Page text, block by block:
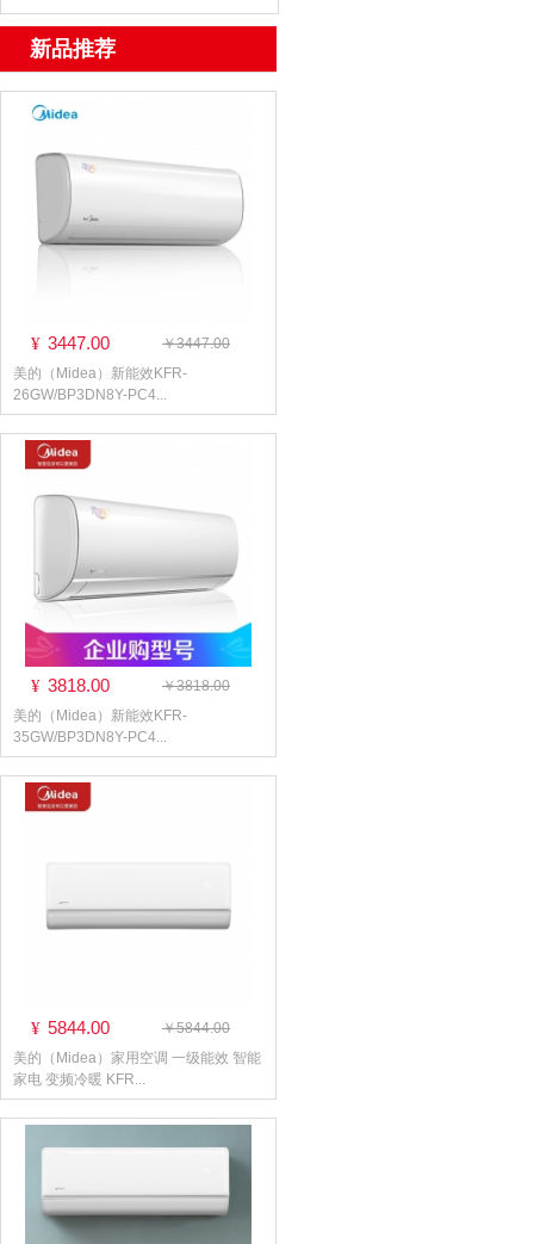
新品推荐
¥ 3447.00
￥3447.00
美的（Midea）新能效KFR-
26GW/BP3DN8Y-PC4...
¥ 3818.00
￥3818.00
美的（Midea）新能效KFR-
35GW/BP3DN8Y-PC4...
¥ 5844.00
￥5844.00
美的（Midea）家用空调 一级能效 智能
家电 变频冷暖 KFR...